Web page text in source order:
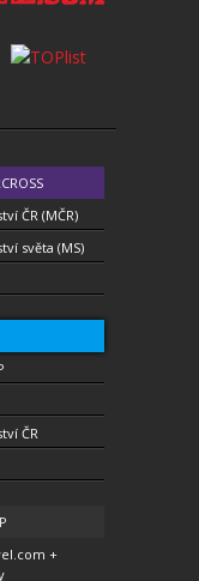
ČR (MČR)
světa (MS)
ČR
+